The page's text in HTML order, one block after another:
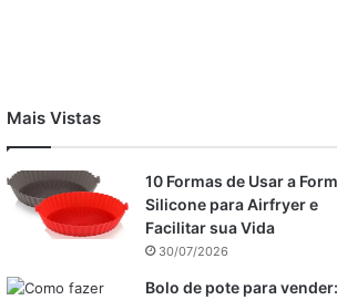
Mais Vistas
10 Formas de Usar a
Silicone para Airfryer e
Facilitar sua Vida
30/07/2026
Bolo de pote para